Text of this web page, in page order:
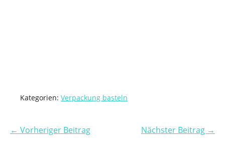
Kategorien: Verpackung basteln
← Vorheriger Beitrag Nächster Beitrag →